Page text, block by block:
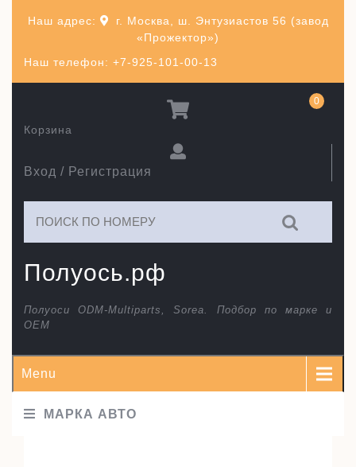
Наш телефон: +7-925-101-00-13
Наш адрес:
г. Москва, ш. Энтузиастов 56 (завод
«Прожектор»)
Полуось.рф
Полуоси ODM-Multiparts, Sorea. Подбор по марке и
ОЕМ
Вход / Регистрация
Корзина
0
Menu
МАРКА АВТО